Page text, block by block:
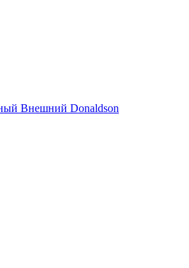
Внешний Donaldson